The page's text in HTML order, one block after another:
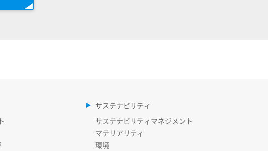
サステナビリティ
サステナビリティマネジメント
マテリアリティ
環境